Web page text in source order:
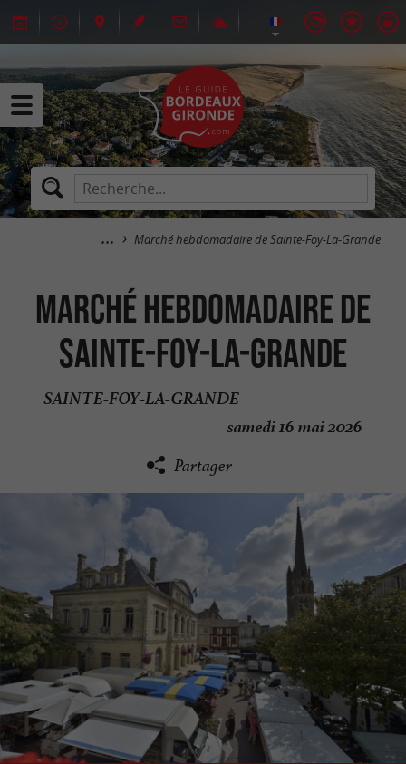
Marché hebdomadaire de Sainte-Foy-La-Grande
Marché hebdomadaire de
Sainte-Foy-La-Grande
SAINTE-FOY-LA-GRANDE
samedi 16 mai 2026
Partager